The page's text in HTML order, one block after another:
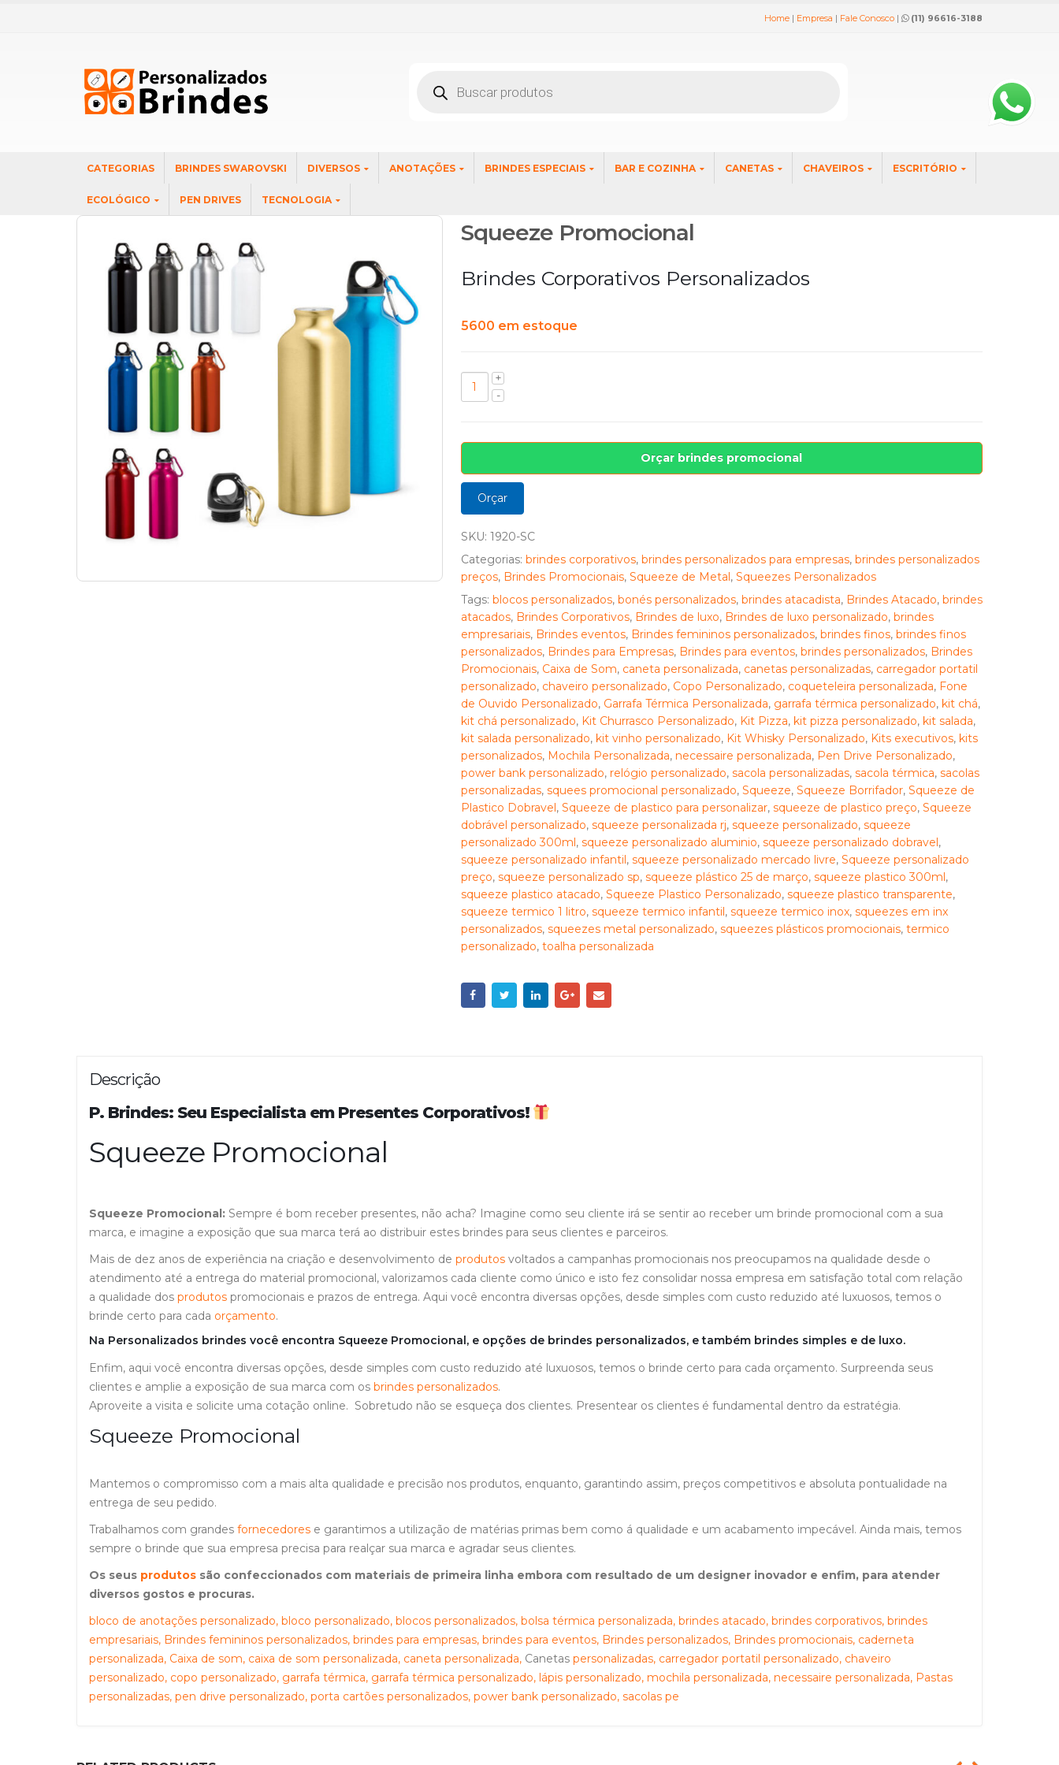
Home | Empresa | Fale Conosco | (11) 96616-3188
produtos
CATEGORIAS BRINDES SWAROVSKI DIVERSOS ANOTAÇÕES BRINDES ESPECIAIS BAR E COZINHA CANETAS CHAVEIROS ESCRITÓRIO
ECOLÓGICO PEN DRIVES TECNOLOGIA
Squeeze Promocional
Brindes Corporativos Personalizados
5600 em estoque
Orçar brindes promocional
Orçar
SKU: 1920-SC
Categorias: brindes corporativos, brindes personalizados para empresas, brindes personalizados
preços, Brindes Promocionais, Squeeze de Metal, Squeezes Personalizados
Tags: blocos personalizados, bonés personalizados, brindes atacadista, Brindes Atacado, brindes
atacados, Brindes Corporativos, Brindes de luxo, Brindes de luxo personalizado, brindes
empresariais, Brindes eventos, Brindes femininos personalizados, brindes finos, brindes finos
personalizados, Brindes para Empresas, Brindes para eventos, brindes personalizados, Brindes
Promocionais, Caixa de Som, caneta personalizada, canetas personalizadas, carregador portatil
personalizado, chaveiro personalizado, Copo Personalizado, coqueteleira personalizada, Fone
de Ouvido Personalizado, Garrafa Térmica Personalizada, garrafa térmica personalizado, kit chá,
kit chá personalizado, Kit Churrasco Personalizado, Kit Pizza, kit pizza personalizado, kit salada,
kit salada personalizado, kit vinho personalizado, Kit Whisky Personalizado, Kits executivos, kits
personalizados, Mochila Personalizada, necessaire personalizada, Pen Drive Personalizado,
power bank personalizado, relógio personalizado, sacola personalizadas, sacola térmica, sacolas
personalizadas, squees promocional personalizado, Squeeze, Squeeze Borrifador, Squeeze de
Plastico Dobravel, Squeeze de plastico para personalizar, squeeze de plastico preço, Squeeze
dobrável personalizado, squeeze personalizada rj, squeeze personalizado, squeeze
personalizado 300ml, squeeze personalizado aluminio, squeeze personalizado dobravel,
squeeze personalizado infantil, squeeze personalizado mercado livre, Squeeze personalizado
preço, squeeze personalizado sp, squeeze plástico 25 de março, squeeze plastico 300ml,
squeeze plastico atacado, Squeeze Plastico Personalizado, squeeze plastico transparente,
squeeze termico 1 litro, squeeze termico infantil, squeeze termico inox, squeezes em inx
personalizados, squeezes metal personalizado, squeezes plásticos promocionais, termico
personalizado, toalha personalizada
Descrição
P. Brindes: Seu Especialista em Presentes Corporativos!
Squeeze Promocional
Squeeze Promocional: Sempre é bom receber presentes, não acha? Imagine como seu cliente irá se sentir ao receber um brinde promocional com a sua
marca, e imagine a exposição que sua marca terá ao distribuir estes brindes para seus clientes e parceiros.
Mais de dez anos de experiência na criação e desenvolvimento de produtos voltados a campanhas promocionais nos preocupamos na qualidade desde o
atendimento até a entrega do material promocional, valorizamos cada cliente como único e isto fez consolidar nossa empresa em satisfação total com relação
a qualidade dos produtos promocionais e prazos de entrega. Aqui você encontra diversas opções, desde simples com custo reduzido até luxuosos, temos o
brinde certo para cada orçamento.
Na Personalizados brindes você encontra Squeeze Promocional, e opções de brindes personalizados, e também brindes simples e de luxo.
Enfim, aqui você encontra diversas opções, desde simples com custo reduzido até luxuosos, temos o brinde certo para cada orçamento. Surpreenda seus
clientes e amplie a exposição de sua marca com os brindes personalizados.
Aproveite a visita e solicite uma cotação online. Sobretudo não se esqueça dos clientes. Presentear os clientes é fundamental dentro da estratégia.
Squeeze Promocional
Mantemos o compromisso com a mais alta qualidade e precisão nos produtos, enquanto, garantindo assim, preços competitivos e absoluta pontualidade na
entrega de seu pedido.
Trabalhamos com grandes fornecedores e garantimos a utilização de matérias primas bem como á qualidade e um acabamento impecável. Ainda mais, temos
sempre o brinde que sua empresa precisa para realçar sua marca e agradar seus clientes.
Os seus produtos são confeccionados com materiais de primeira linha embora com resultado de um designer inovador e enfim, para atender
diversos gostos e procuras.
bloco de anotações personalizado, bloco personalizado, blocos personalizados, bolsa térmica personalizada, brindes atacado, brindes corporativos, brindes
empresariais, Brindes femininos personalizados, brindes para empresas, brindes para eventos, Brindes personalizados, Brindes promocionais, caderneta
personalizada, Caixa de som, caixa de som personalizada, caneta personalizada, Canetas personalizadas, carregador portatil personalizado, chaveiro
personalizado, copo personalizado, garrafa térmica, garrafa térmica personalizado, lápis personalizado, mochila personalizada, necessaire personalizada, Pastas
personalizadas, pen drive personalizado, porta cartões personalizados, power bank personalizado, sacolas pe